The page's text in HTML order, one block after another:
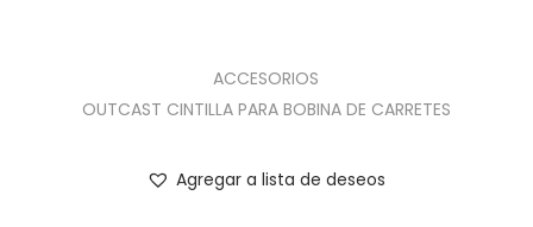
ACCESORIOS
OUTCAST CINTILLA PARA BOBINA DE CARRETES
Agregar a lista de deseos